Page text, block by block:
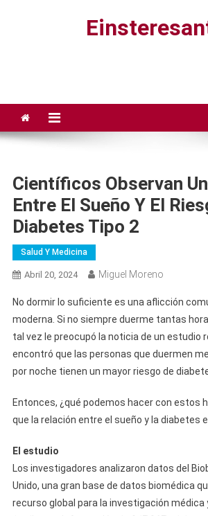
Científicos Observan
Entre El Sueño Y El
Diabetes Tipo 2
Salud Y Medicina
Abril 20, 2024 Miguel Moreno
No dormir lo suficiente es una aflicción
moderna. Si no siempre duerme tantas
tal vez le preocupó la noticia de un estudio
encontró que las personas que duermen
por noche tienen un mayor riesgo de
Entonces, ¿qué podemos hacer con estos
que la relación entre el sueño y la diabetes
El estudio
Los investigadores analizaron datos del
Unido, una gran base de datos biomédica
recurso global para la investigación médica